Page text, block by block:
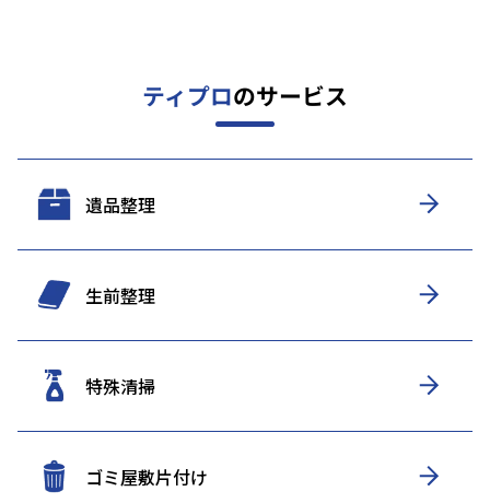
ティプロのサービス
遺品整理
生前整理
特殊清掃
ゴミ屋敷片付け